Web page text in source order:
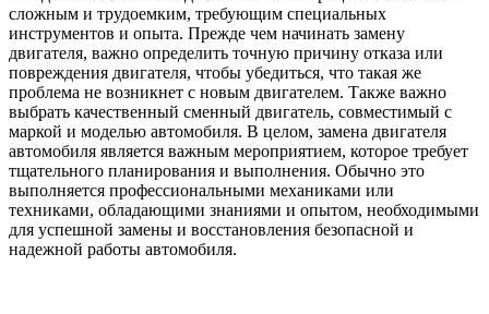
сложным и трудоемким, требующим специальных
инструментов и опыта. Прежде чем начинать замену
двигателя, важно определить точную причину отказа или
повреждения двигателя, чтобы убедиться, что такая же
проблема не возникнет с новым двигателем. Также важно
выбрать качественный сменный двигатель, совместимый с
маркой и моделью автомобиля. В целом, замена двигателя
автомобиля является важным мероприятием, которое требует
тщательного планирования и выполнения. Обычно это
выполняется профессиональными механиками или
техниками, обладающими знаниями и опытом, необходимыми
для успешной замены и восстановления безопасной и
надежной работы автомобиля.